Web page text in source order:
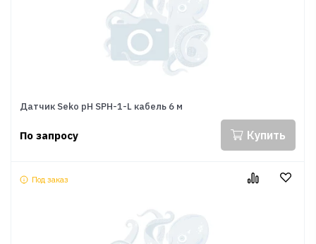
Датчик Seko pH SPH-1-L кабель 6 м
По запросу Купить
Под заказ